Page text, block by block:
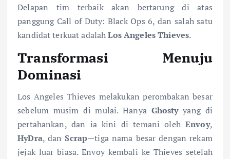
Delapan tim terbaik akan bertarung di atas
panggung Call of Duty: Black Ops 6, dan salah satu
kandidat terkuat adalahLos Angeles Thieves.
Transformasi Menuju
Dominasi
Los Angeles Thieves melakukan perombakan besar
sebelum musim di mulai. Hanya Ghostyyang di
pertahankan, dan ia kini di temani olehEnvoy,
HyDra, danScrap—tiga nama besar dengan rekam
jejak luar biasa. Envoy kembali ke Thieves setelah